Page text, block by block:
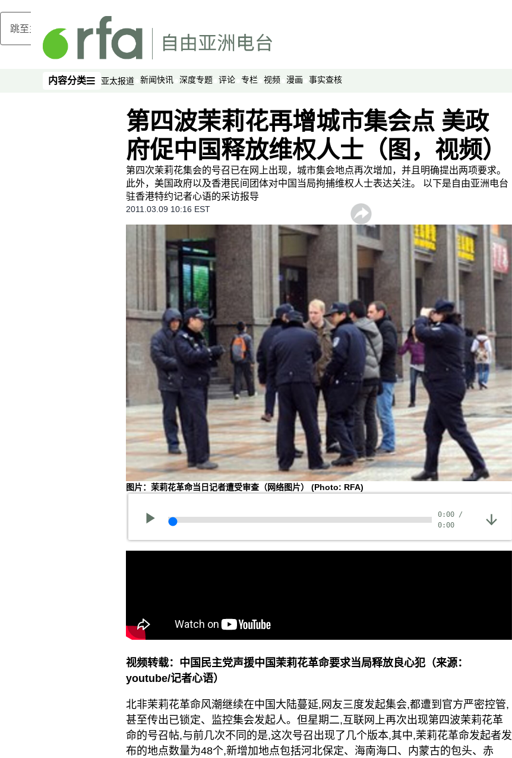
跳至主内容
内容分类
内容分类 亚太报道 新闻快讯 深度专题 评论 专栏 视频 漫画 事实查核亚洲很想聊
专题与访谈
兵家常事
第四波茉莉花再增城市集会点 美政
府促中国释放维权人士（图，视频）
第四次茉莉花集会的号召已在网上出现，城市集会地点再次增加，并且明确提出两项要求。
此外，美国政府以及香港民间团体对中国当局拘捕维权人士表达关注。 以下是自由亚洲电台
驻香港特约记者心语的采访报导
2011.03.09 10:16 EST
图片：茉莉花革命当日记者遭受审查（网络图片） (Photo: RFA)
0:00 /
0:00
视频转载：中国民主党声援中国茉莉花革命要求当局释放良心犯（来源：
youtube/记者心语）
北非茉莉花革命风潮继续在中国大陆蔓延,网友三度发起集会,都遭到官方严密控管,
甚至传出已锁定、监控集会发起人。但星期二,互联网上再次出现第四波茉莉花革
命的号召帖,与前几次不同的是,这次号召出现了几个版本,其中,茉莉花革命发起者发
布的地点数量为48个,新增加地点包括河北保定、海南海口、内蒙古的包头、赤